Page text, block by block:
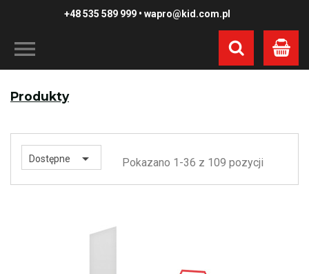
+48 535 589 999 •wapro@kid.com.pl
Koszyk
Produkty
Dostępne  Pokazano 1-36 z 109 pozycji